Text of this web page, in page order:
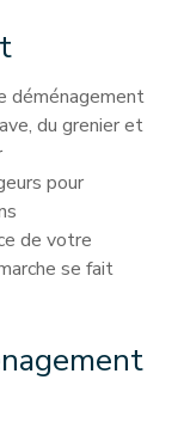
déménagement
du grenier et
pour
de votre
se fait